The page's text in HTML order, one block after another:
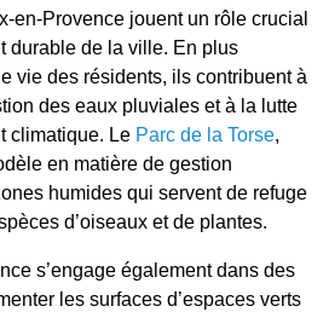
en-Provence jouent un rôle crucial
durable de la ville. En plus
vie des résidents, ils contribuent à
des eaux pluviales et à la lutte
climatique. Le Parc de la Torse,
en matière de gestion
humides qui servent de refuge
d’oiseaux et de plantes.
s’engage également dans des
les surfaces d’espaces verts